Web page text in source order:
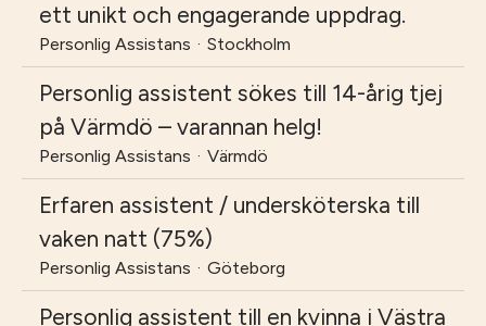
ett unikt och engagerande uppdrag.
Personlig Assistans · Stockholm
Personlig assistent sökes till 14-årig tjej
på Värmdö – varannan helg!
Personlig Assistans · Värmdö
Erfaren assistent / undersköterska till
vaken natt (75%)
Personlig Assistans · Göteborg
Personlig assistent till en kvinna i Västra